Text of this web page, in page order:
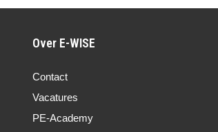
Over E-WISE
Contact
Vacatures
PE-Academy